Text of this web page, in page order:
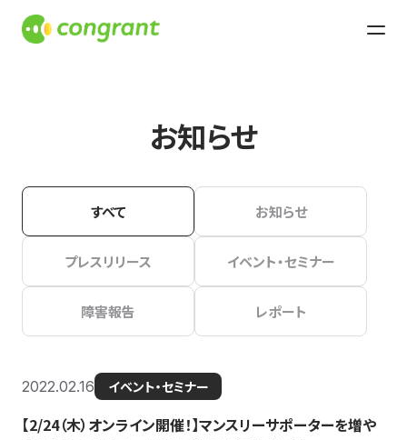
お知らせ
すべて お知らせ
プレスリリース イベント・セミナー
障害報告 レポート
2022.02.16 イベント・セミナー
【2/24（木）オンライン開催！】マンスリーサポーターを増や